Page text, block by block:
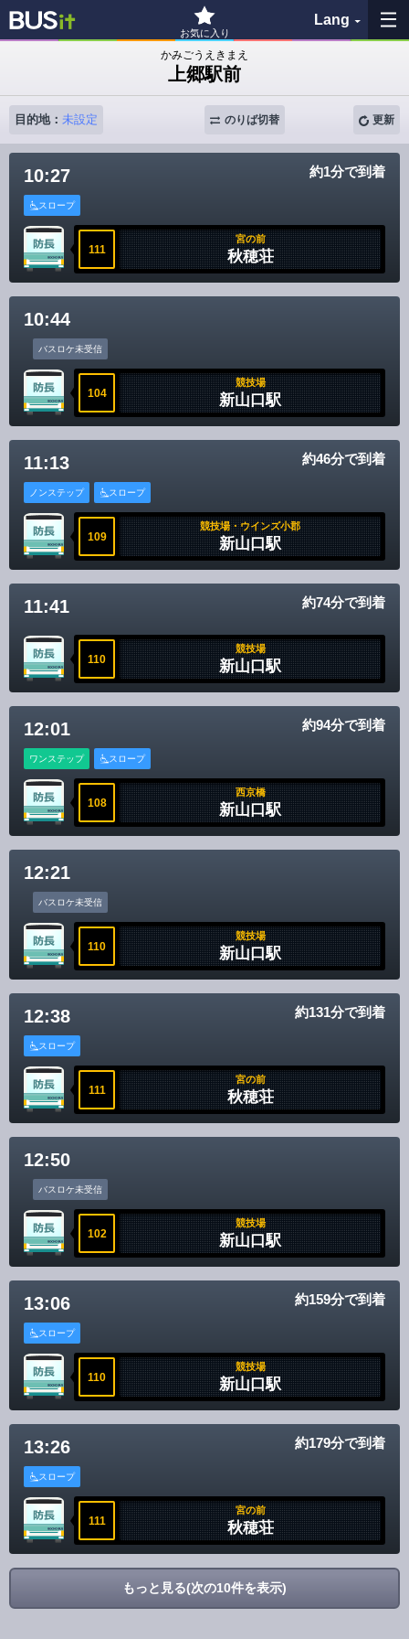
お気に入り
Lang
お気に入り
バス停検索
各バス会社リンク先
免責事項
かみごうえきまえ
上郷駅前
目的地： 未設定 更新
のりば切替
10:27 約1分で到着
スロープ
111
宮の前
秋穂荘
10:44
バスロケ未受信
104
競技場
新山口駅
11:13 約46分で到着
ノンステップ スロープ
109
競技場・ウインズ小郡
新山口駅
11:41 約74分で到着
110
競技場
新山口駅
12:01 約94分で到着
ワンステップ スロープ
108
西京橋
新山口駅
12:21
バスロケ未受信
110
競技場
新山口駅
12:38 約131分で到着
スロープ
111
宮の前
秋穂荘
12:50
バスロケ未受信
102
競技場
新山口駅
13:06 約159分で到着
スロープ
110
競技場
新山口駅
13:26 約179分で到着
スロープ
111
宮の前
秋穂荘
もっと見る(次の10件を表示)